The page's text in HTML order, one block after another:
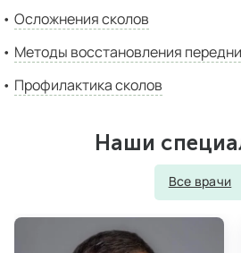
Осложнения сколов
Методы восстановления
Профилактика сколов
Наши
Все врачи